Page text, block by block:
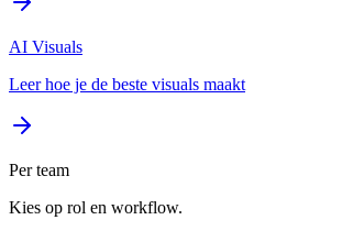
AI Visuals
Leer hoe je de beste visuals maakt
Per team
Kies op rol en workflow.